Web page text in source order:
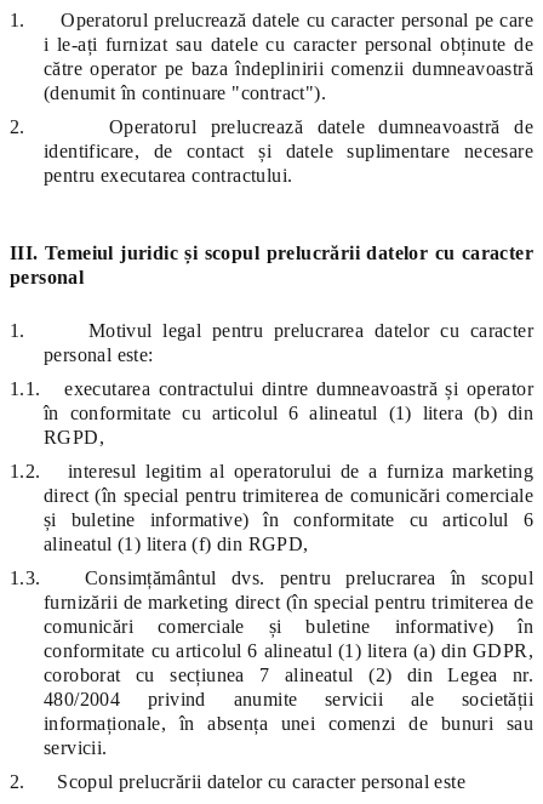
1.
Operatorul prelucrează datele cu caracter personal pe care
i le-ați furnizat sau datele cu caracter personal obținute de
către operator pe baza îndeplinirii comenzii dumneavoastră
(denumit în continuare "contract").
2.
Operatorul prelucrează datele dumneavoastră de
identificare, de contact și datele suplimentare necesare
pentru executarea contractului.
III. Temeiul juridic și scopul prelucrării datelor cu caracter
personal
1.
Motivul legal pentru prelucrarea datelor cu caracter
personal este:
1.1.
executarea contractului dintre dumneavoastră și operator
în conformitate cu articolul 6 alineatul (1) litera (b) din
RGPD,
1.2.
interesul legitim al operatorului de a furniza marketing
direct (în special pentru trimiterea de comunicări comerciale
și buletine informative) în conformitate cu articolul 6
alineatul (1) litera (f) din RGPD,
1.3.
Consimțământul dvs. pentru prelucrarea în scopul
furnizării de marketing direct (în special pentru trimiterea de
comunicări comerciale și buletine informative) în
conformitate cu articolul 6 alineatul (1) litera (a) din GDPR,
coroborat cu secțiunea 7 alineatul (2) din Legea nr.
480/2004 privind anumite servicii ale societății
informaționale, în absența unei comenzi de bunuri sau
servicii.
2.
Scopul prelucrării datelor cu caracter personal este